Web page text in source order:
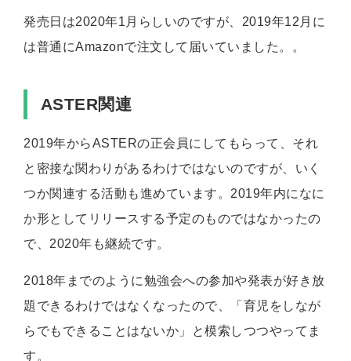
発売日は2020年1月らしいのですが、2019年12月に
は普通にAmazonで注文して届いていました。。
ASTER関連
2019年からASTERの正会員にしてもらって、それ
と密接な関わりがあるわけではないのですが、いく
つか関連する活動も進めています。2019年内になに
か形としてリリースする予定のものではなかったの
で、2020年も継続です。
2018年までのように勉強会への参加や発表が好き放
題できるわけではなくなったので、「育児をしなが
らでもできることはないか」と模索しつつやってま
す。